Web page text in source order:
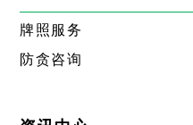
牌照服务
防贪咨询